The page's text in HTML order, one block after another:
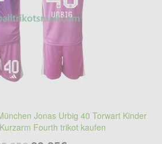
Jonas Urbig 40 Torwart Kinder
Fourth trikot kaufen